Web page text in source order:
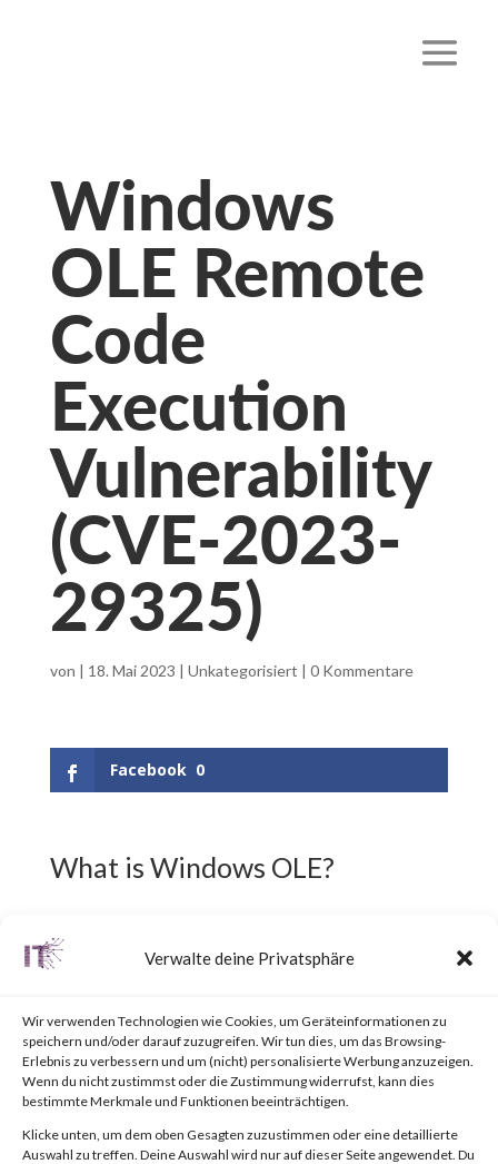
Verwalte deine Privatsphäre
Wir verwenden Technologien wie Cookies, um Geräteinformationen zu
speichern und/oder darauf zuzugreifen. Wir tun dies, um das Browsing-
Erlebnis zu verbessern und um (nicht) personalisierte Werbung anzuzeigen.
Wenn du nicht zustimmst oder die Zustimmung widerrufst, kann dies
bestimmte Merkmale und Funktionen beeinträchtigen.
Klicke unten, um dem oben Gesagten zuzustimmen oder eine detaillierte
Auswahl zu treffen. Deine Auswahl wird nur auf dieser Seite angewendet. Du
Windows
OLE Remote
Code
Execution
Vulnerability
(CVE-2023-
29325)
von | 18. Mai 2023 | Unkategorisiert | 0 Kommentare
Facebook 0
What is Windows OLE?
What is Windows OLE?
OLE (Object Linking and
Embedding) is a feature in
Microsoft Windows that
enables software to work
together and share data. The